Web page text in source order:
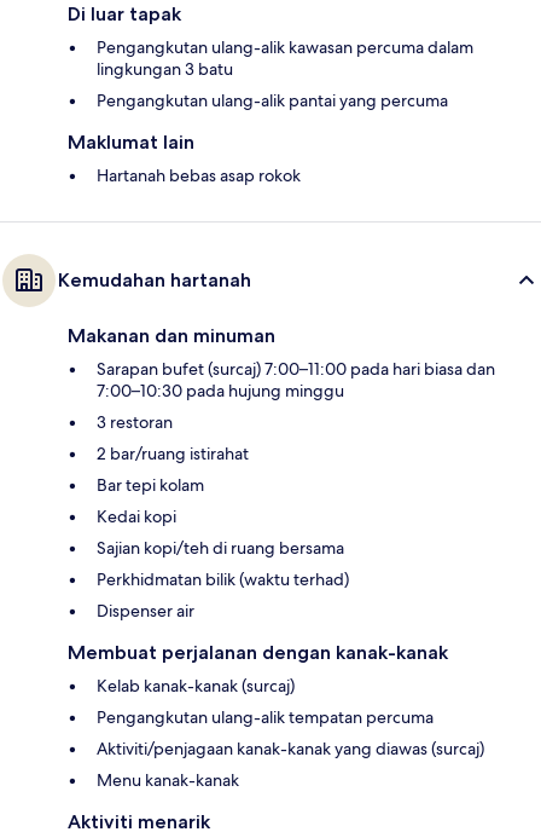
Di luar tapak
Pengangkutan ulang-alik kawasan percuma dalam
lingkungan 3 batu
Pengangkutan ulang-alik pantai yang percuma
Maklumat lain
Hartanah bebas asap rokok
Kemudahan hartanah
Makanan dan minuman
Sarapan bufet (surcaj) 7:00–11:00 pada hari biasa dan
7:00–10:30 pada hujung minggu
3 restoran
2 bar/ruang istirahat
Bar tepi kolam
Kedai kopi
Sajian kopi/teh di ruang bersama
Perkhidmatan bilik (waktu terhad)
Dispenser air
Membuat perjalanan dengan kanak-kanak
Kelab kanak-kanak (surcaj)
Pengangkutan ulang-alik tempatan percuma
Aktiviti/penjagaan kanak-kanak yang diawas (surcaj)
Menu kanak-kanak
Aktiviti menarik